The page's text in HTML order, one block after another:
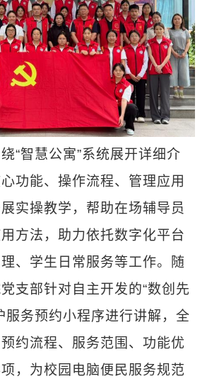
“智慧公寓”系统展开详细介
功能、操作流程、管理应用
实操教学，帮助在场辅导员
方法，助力依托数字化平台
、学生日常服务等工作。随
支部针对自主开发的“数创先
服务预约小程序进行讲解，全
约流程、服务范围、功能优
，为校园电脑便民服务规范